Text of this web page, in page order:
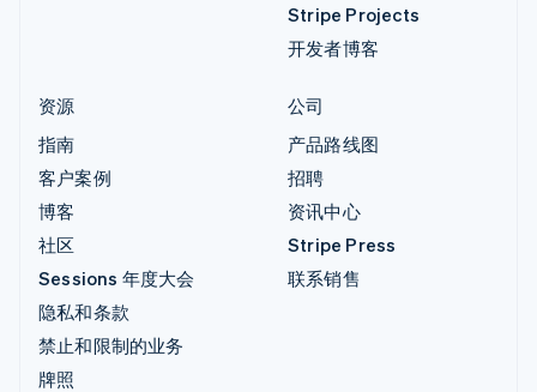
Stripe Projects
开发者博客
资源
指南
客户案例
博客
社区
Sessions 年度大会
隐私和条款
禁止和限制的业务
牌照
公司
产品路线图
招聘
资讯中心
Stripe Press
联系销售